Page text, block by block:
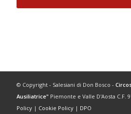
© Copyright - Salesiani di Don Bosco -
Ausiliatrice" Piemonte e Valle D'Aosta C.F.
Policy| Cookie Policy| DPO